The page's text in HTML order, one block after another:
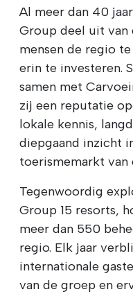
Al meer dan 40
Group deel uit van
mensen de regio
erin te investeren.
samen met
zij een reputatie
lokale kennis,
diepgaand inzicht
toerismemarkt van
Tegenwoordig
Group 15 resorts,
meer dan 550
regio. Elk jaar
internationale
van de groep en